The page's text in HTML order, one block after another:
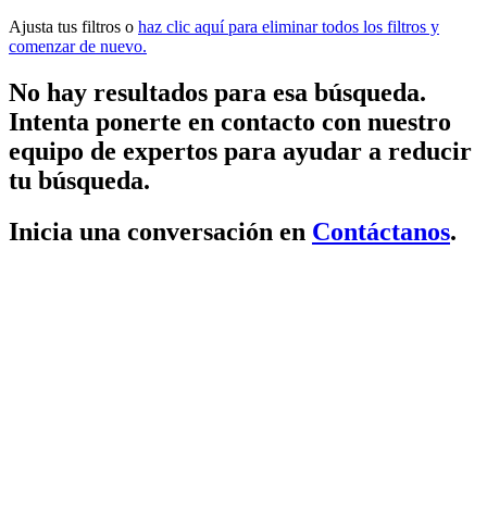
Ajusta tus filtros o haz clic aquí para eliminar todos los filtros y
comenzar de nuevo.
No hay resultados para esa búsqueda.
Intenta ponerte en contacto con nuestro
equipo de expertos para ayudar a reducir
tu búsqueda.
Inicia una conversación en Contáctanos.